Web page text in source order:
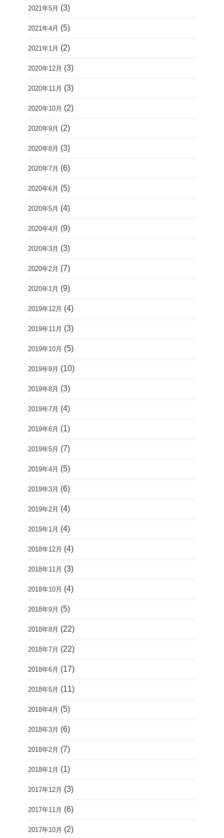
2021年5月 (3)
2021年4月 (5)
2021年1月 (2)
2020年12月 (3)
2020年11月 (3)
2020年10月 (2)
2020年9月 (2)
2020年8月 (3)
2020年7月 (6)
2020年6月 (5)
2020年5月 (4)
2020年4月 (9)
2020年3月 (3)
2020年2月 (7)
2020年1月 (9)
2019年12月 (4)
2019年11月 (3)
2019年10月 (5)
2019年9月 (10)
2019年8月 (3)
2019年7月 (4)
2019年6月 (1)
2019年5月 (7)
2019年4月 (5)
2019年3月 (6)
2019年2月 (4)
2019年1月 (4)
2018年12月 (4)
2018年11月 (3)
2018年10月 (4)
2018年9月 (5)
2018年8月 (22)
2018年7月 (22)
2018年6月 (17)
2018年5月 (11)
2018年4月 (5)
2018年3月 (6)
2018年2月 (7)
2018年1月 (1)
2017年12月 (3)
2017年11月 (6)
2017年10月 (2)